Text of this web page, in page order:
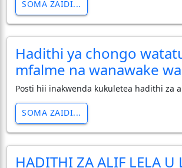
SOMA ZAIDI...
Hadithi ya chongo
mfalme na wanawake
Posti hii inakwenda kukuletea hadithi za
SOMA ZAIDI...
HADITHI ZA ALIF LELA U